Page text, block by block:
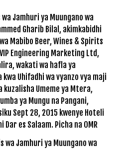
wa Jamhuri ya Muungano wa